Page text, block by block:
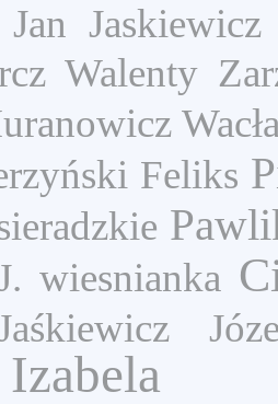
Walenty
Feliks
wiesnianka